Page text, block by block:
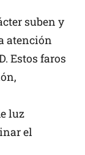
suben y
atención
Estos faros
luz
el